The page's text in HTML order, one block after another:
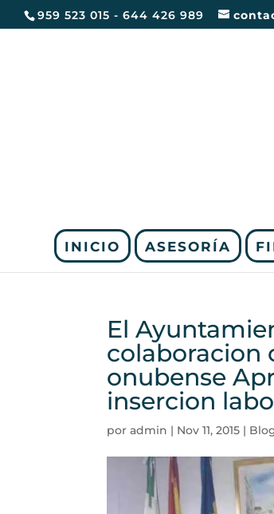
959 523 015 - 644 426 989
INICIO ASESORÍA
El
colaboracion
onubense
insercion
poradmin | Nov 11, 2015 |